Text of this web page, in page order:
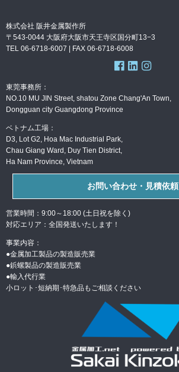
株式会社 阪井金属製作所
〒543-0044 大阪府大阪市天王寺区国分町13−3
TEL 06-6718-6007 | FAX 06-6718-6008
東莞事務所：
NO.10 MU JIN Street, shatou Zone Chang'An Town,
Dongguan city Guangdong Province
ベトナム工場：
D3, Lot G2, Hoa Mac Industrial Park,
Chau Giang Ward, Duy Tien District,
Ha Nam Province, Vietnam
お問い合わせ・見積依頼
営業時間：9:00～18:00 (土日祝を除く)
対応エリア：全国発送いたします！
事業内容：
●金属加工製品の製造販売業
●鋲螺製品の製造販売業
●輸入代行業
小ロット･短納期･特急品もご相談ください